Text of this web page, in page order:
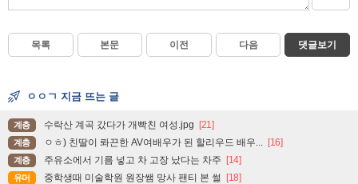
목록 본문 이전 다음 댓글보기
ㅇㅇㄱ 지금 뜨는 글
계층 수락산 계곡 갔다가 개빡친 여성.jpg [21]
계층 ㅇㅎ) 친딸이 롸끈한 AV여배우가 된 할리우드 배우... [16]
계층 주유소에서 기름 넣고 차 고장 났다는 차주 [14]
유머 중학생때 미술학원 원장쌤 망사 팬티 본 썰 [18]